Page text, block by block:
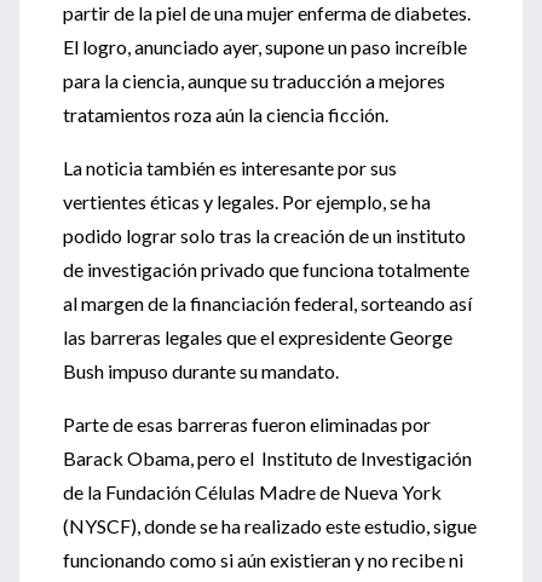
partir de la piel de una mujer enferma de diabetes.
El logro, anunciado ayer, supone un paso increíble
para la ciencia, aunque su traducción a mejores
tratamientos roza aún la ciencia ficción.
La noticia también es interesante por sus
vertientes éticas y legales. Por ejemplo, se ha
podido lograr solo tras la creación de un instituto
de investigación privado que funciona totalmente
al margen de la financiación federal, sorteando así
las barreras legales que el expresidente George
Bush impuso durante su mandato.
Parte de esas barreras fueron eliminadas por
Barack Obama, pero el Instituto de Investigación
de la Fundación Células Madre de Nueva York
(NYSCF), donde se ha realizado este estudio, sigue
funcionando como si aún existieran y no recibe ni